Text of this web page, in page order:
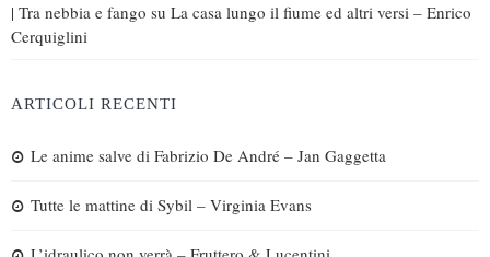
| Tra nebbia e fango su La casa lungo il fiume ed altri versi – Enrico
Cerquiglini
ARTICOLI RECENTI
Le anime salve di Fabrizio De André – Jan Gaggetta
Tutte le mattine di Sybil – Virginia Evans